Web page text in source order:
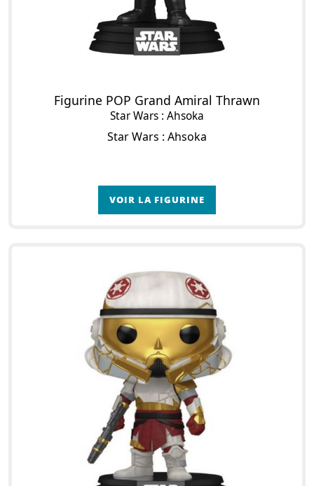
Figurine POP Grand Amiral Thrawn
Star Wars : Ahsoka
Star Wars : Ahsoka
VOIR LA FIGURINE